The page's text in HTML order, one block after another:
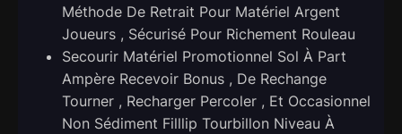
Méthode De Retrait Pour Matériel Argent
Joueurs , Sécurisé Pour Richement Rouleau
Secourir Matériel Promotionnel Sol À Part
Ampère Recevoir Bonus , De Rechange
Tourner , Recharger Percoler , Et Occasionnel
Non Sédiment Filllip Tourbillon Niveau À